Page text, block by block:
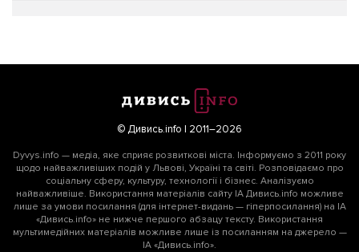
© Дивись.info | 2011–2026
Dyvys.info — медіа, яке сприяє розвиткові міста. Інформуємо з 2011 року
щодо найважливіших подій у Львові, Україні та світі. Розповідаємо про
соціальну сферу, культуру, технології і бізнес. Аналізуємо
найважливіше. Використання матеріалів сайту ІА Дивись.info можливе
лише за умови посилання (для інтернет-видань — гіперпосилання) на ІА
«Дивись.info» не нижче першого абзацу тексту. Використання
мультимедійних матеріалів можливе лише із посиланням на джерело —
ІА «Дивись.info».